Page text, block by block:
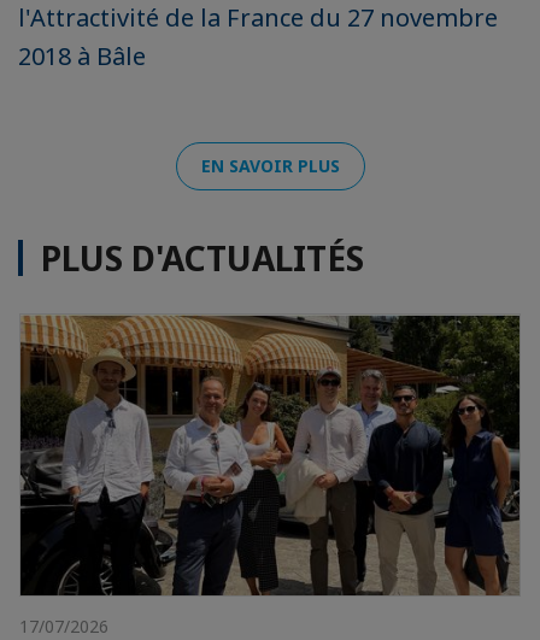
l'Attractivité de la France du 27 novembre
2018 à Bâle
EN SAVOIR PLUS
PLUS D'ACTUALITÉS
17/07/2026